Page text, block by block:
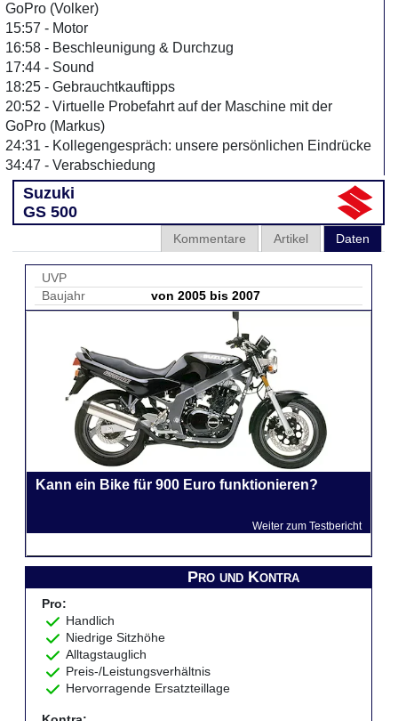
GoPro (Volker)
15:57 - Motor
16:58 - Beschleunigung & Durchzug
17:44 - Sound
18:25 - Gebrauchtkauftipps
20:52 - Virtuelle Probefahrt auf der Maschine mit der
GoPro (Markus)
24:31 - Kollegengespräch: unsere persönlichen Eindrücke
34:47 - Verabschiedung
Suzuki
GS 500
Daten
Artikel
Kommentare
UVP
Baujahr
von 2005 bis 2007
Kann ein Bike für 900 Euro funktionieren?
Weiter zum Testbericht
Pro und Kontra
Pro:
Handlich
Niedrige Sitzhöhe
Alltagstauglich
Preis-/Leistungsverhältnis
Hervorragende Ersatzteillage